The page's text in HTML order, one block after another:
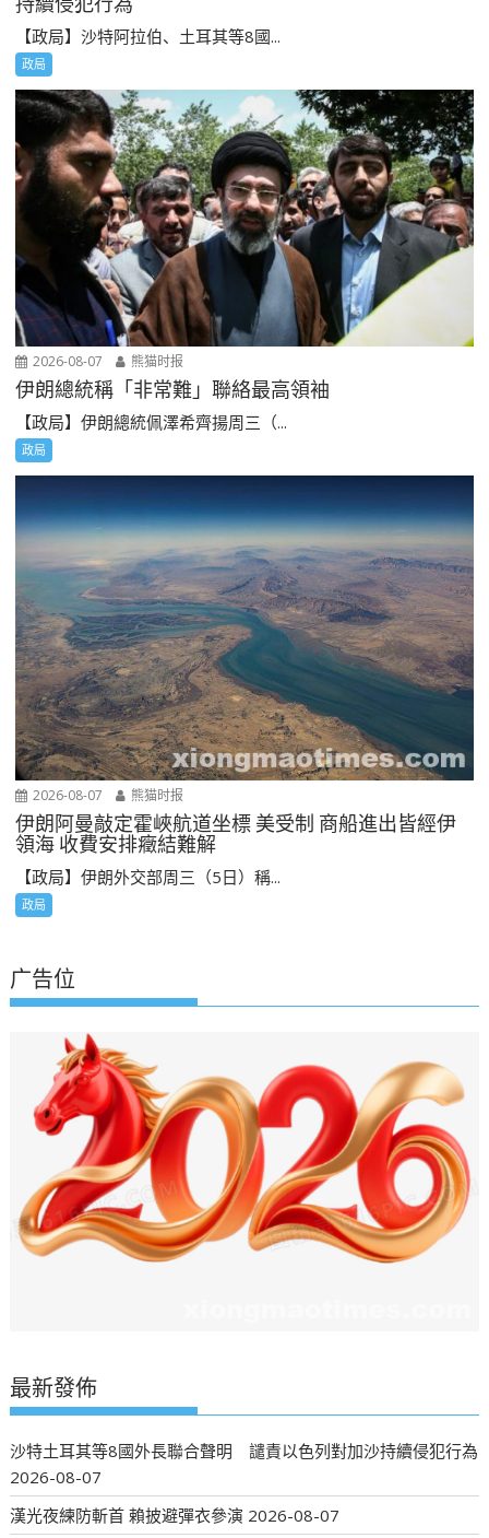
【政局】沙特阿拉伯、土耳其等8國...
政局
2026-08-07 熊猫时报
伊朗總統稱「非常難」聯絡最高領袖
【政局】伊朗總統佩澤希齊揚周三（...
政局
2026-08-07 熊猫时报
伊朗阿曼敲定霍峽航道坐標 美受制 商船進出皆經伊
領海 收費安排癥結難解
【政局】伊朗外交部周三（5日）稱...
政局
广告位
最新發佈
沙特土耳其等8國外長聯合聲明 譴責以色列對加沙持續侵犯行為
2026-08-07
漢光夜練防斬首 賴披避彈衣參演 2026-08-07